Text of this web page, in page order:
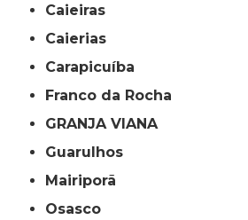
Caieiras
Caierias
Carapicuíba
Franco da Rocha
GRANJA VIANA
Guarulhos
Mairiporã
Osasco